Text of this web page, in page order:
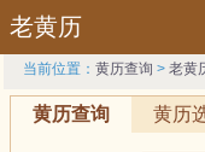
老黄历
当前位置：黄历查询 >老黄
黄历查询 黄历